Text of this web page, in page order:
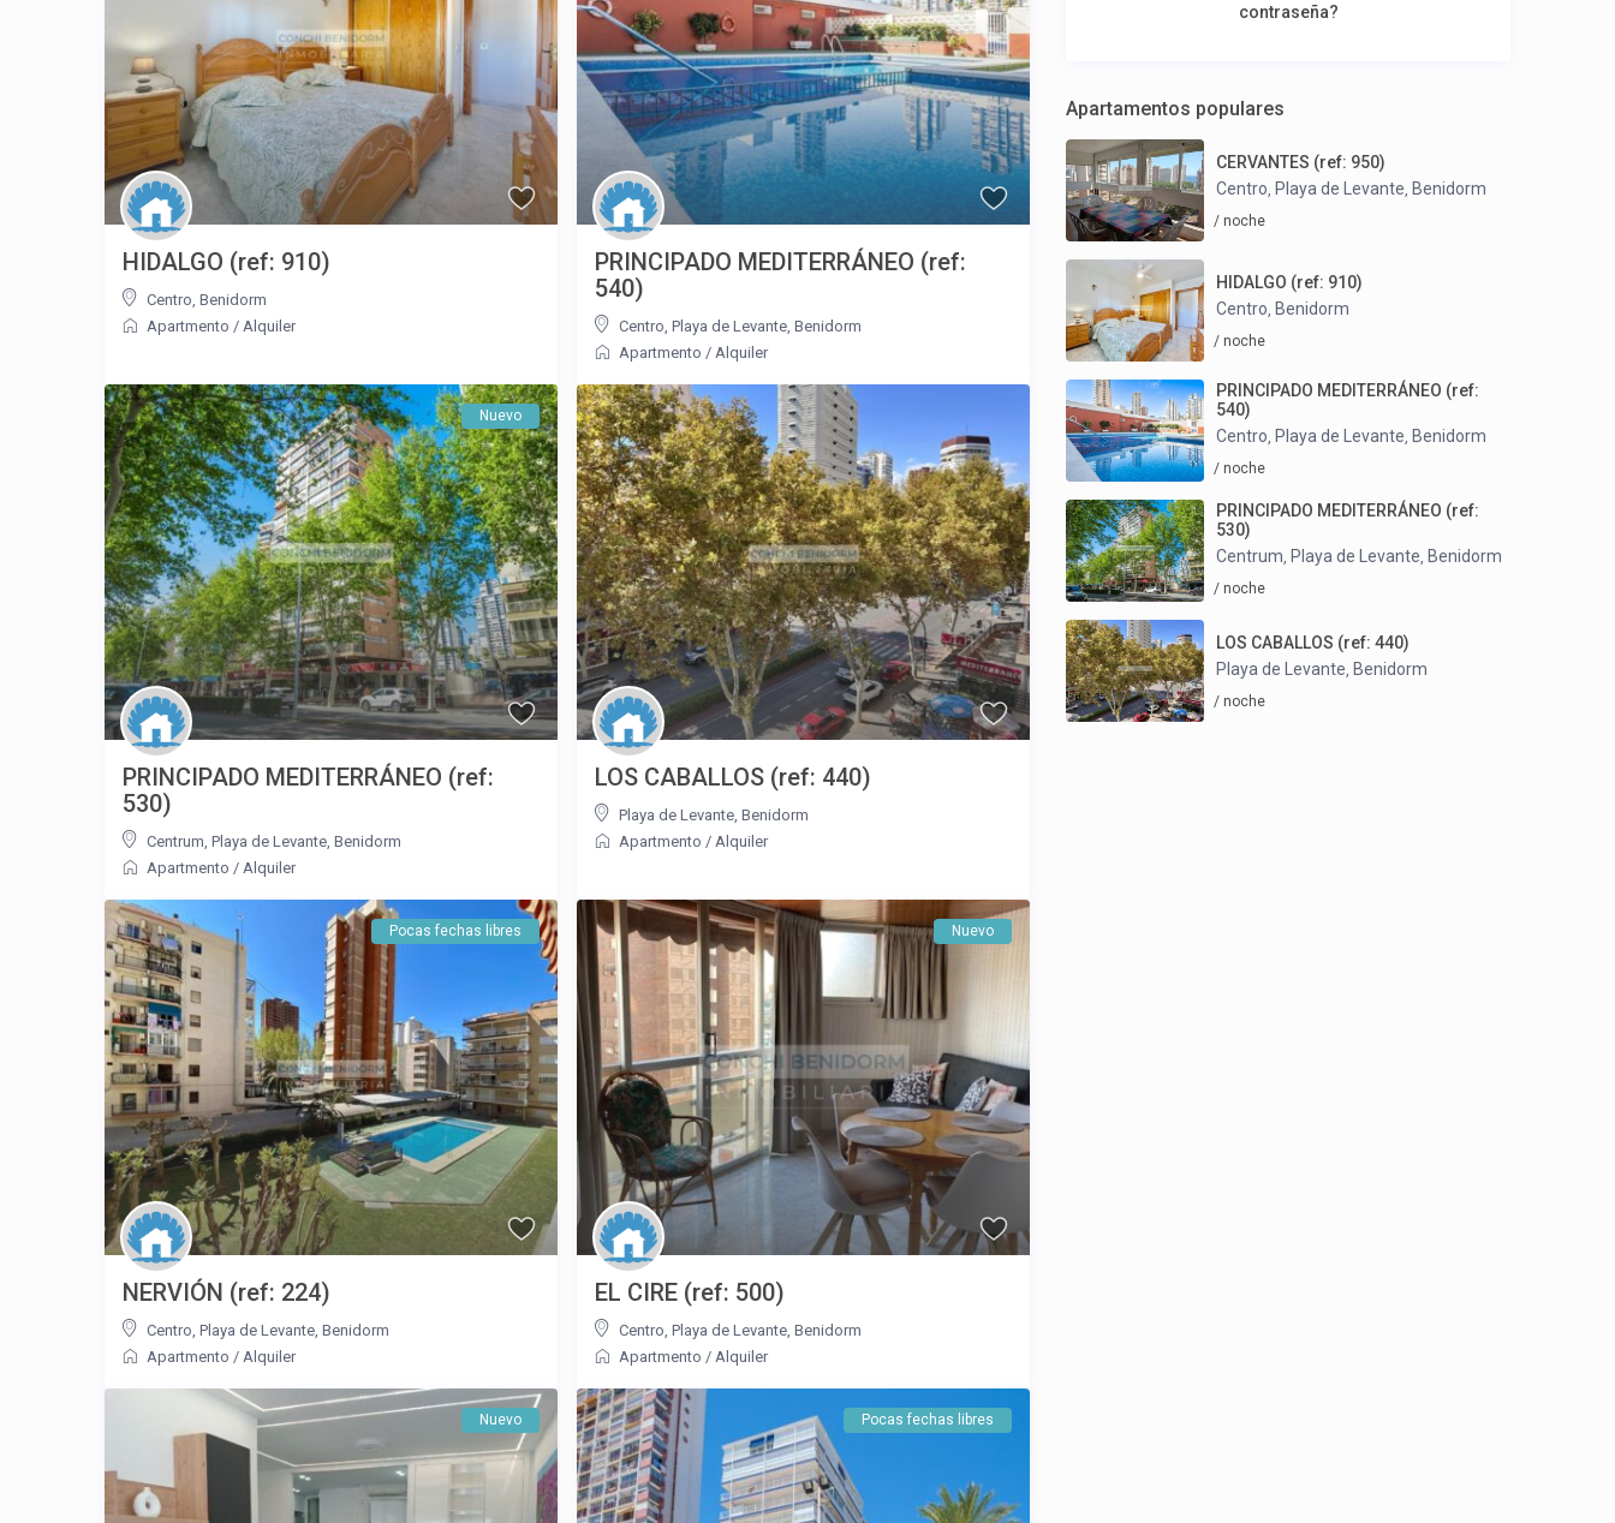
HIDALGO (ref: 910)
Centro Benidorm
Apartmento / Alquiler
PRINCIPADO MEDITERRÁNEO (ref:
540)
Centro Playa de Levante Benidorm
Apartmento / Alquiler
Nuevo
PRINCIPADO MEDITERRÁNEO (ref:
530)
Centrum Playa de Levante Benidorm
Apartmento / Alquiler
LOS CABALLOS (ref: 440)
Playa de Levante Benidorm
Apartmento / Alquiler
Pocas fechas libres
NERVIÓN (ref: 224)
Centro Playa de Levante Benidorm
Apartmento / Alquiler
Nuevo
EL CIRE (ref: 500)
Centro Playa de Levante Benidorm
Apartmento / Alquiler
Nuevo Pocas fechas libres
contraseña?
Apartamentos populares
CERVANTES (ref: 950)
Centro Playa de Levante Benidorm
/ noche
HIDALGO (ref: 910)
Centro Benidorm
/ noche
PRINCIPADO MEDITERRÁNEO (ref:
540)
Centro Playa de Levante Benidorm
/ noche
PRINCIPADO MEDITERRÁNEO (ref:
530)
Centrum Playa de Levante Benidorm
/ noche
LOS CABALLOS (ref: 440)
Playa de Levante Benidorm
/ noche